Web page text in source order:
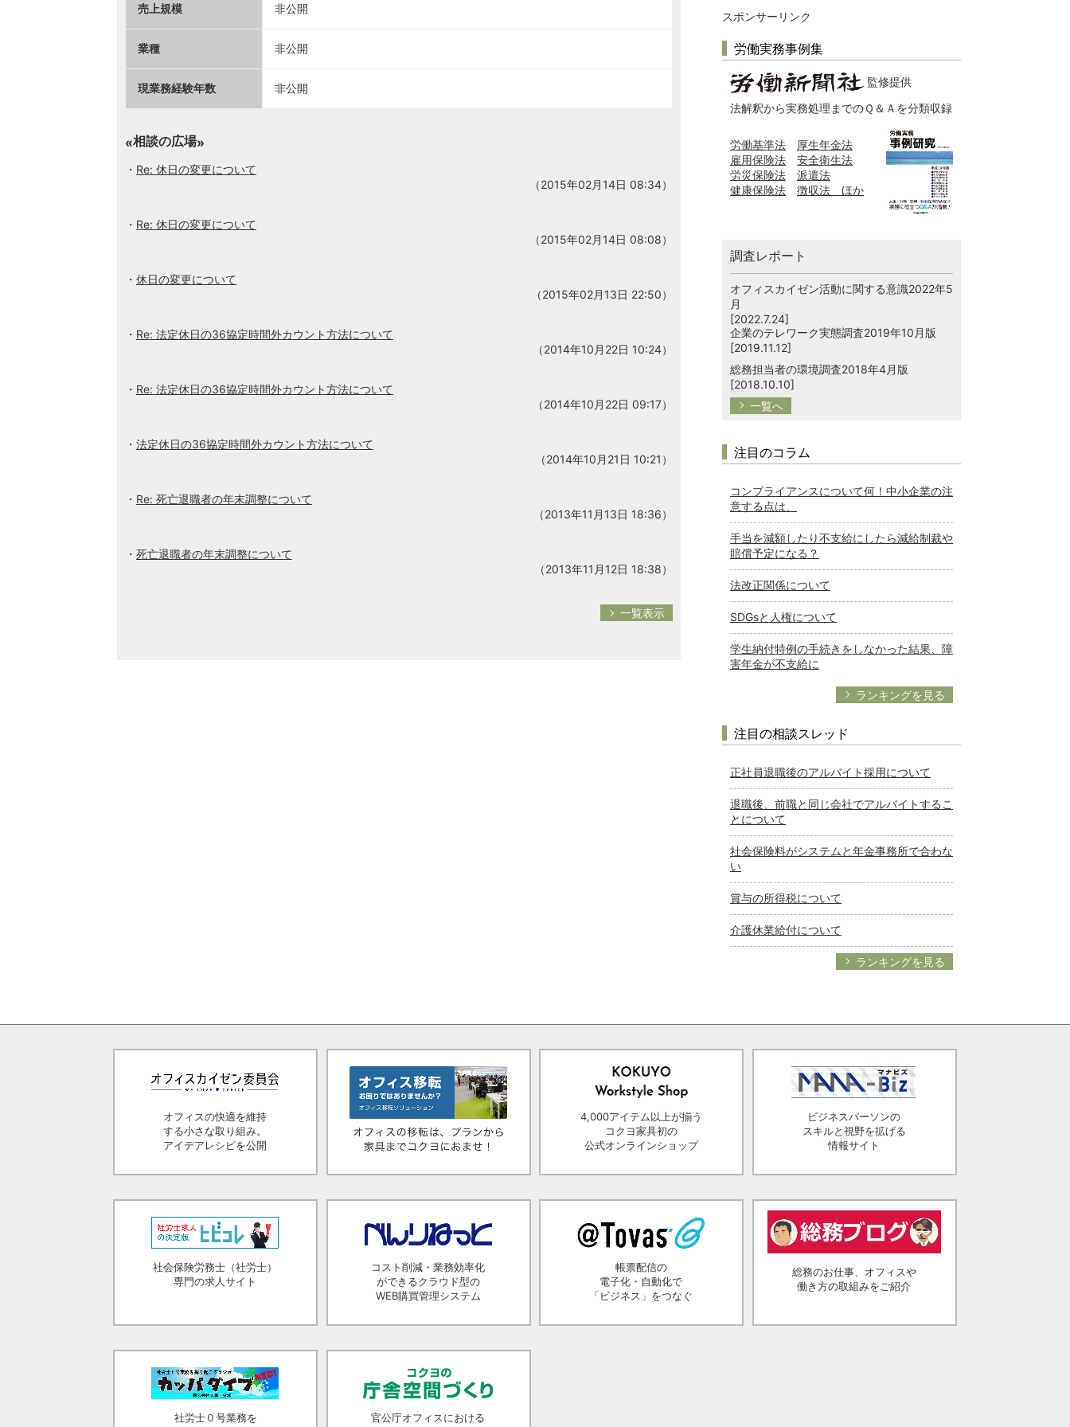
売上規模 非公開
業種 非公開
現業務経験年数 非公開
相談の広場
Re: 休日の変更について
（2015年02月14日 08:34）
Re: 休日の変更について
（2015年02月14日 08:08）
休日の変更について
（2015年02月13日 22:50）
Re: 法定休日の36協定時間外カウント方法について
（2014年10月22日 10:24）
Re: 法定休日の36協定時間外カウント方法について
（2014年10月22日 09:17）
法定休日の36協定時間外カウント方法について
（2014年10月21日 10:21）
Re: 死亡退職者の年末調整について
（2013年11月13日 18:36）
死亡退職者の年末調整について
（2013年11月12日 18:38）
一覧表示
スポンサーリンク
労働実務事例集
監修提供
法解釈から実務処理までのＱ＆Ａを分類収録
労働基準法
厚生年金法
雇用保険法
安全衛生法
労災保険法
派遣法
健康保険法
徴収法 ほか
調査レポート
オフィスカイゼン活動に関する意識2022年5
月
[2022.7.24]
企業のテレワーク実態調査2019年10月版
[2019.11.12]
総務担当者の環境調査2018年4月版
[2018.10.10]
一覧へ
注目のコラム
コンプライアンスについて何！中小企業の注
意する点は、
手当を減額したり不支給にしたら減給制裁や
賠償予定になる？
法改正関係について
SDGsと人権について
学生納付特例の手続きをしなかった結果、障
害年金が不支給に
ランキングを見る
注目の相談スレッド
正社員退職後のアルバイト採用について
退職後、前職と同じ会社でアルバイトするこ
とについて
社会保険料がシステムと年金事務所で合わな
い
賞与の所得税について
介護休業給付について
ランキングを見る
オフィスの快適を維持
する小さな取り組み。
アイデアレシピを公開
4,000アイテム以上が揃う
コクヨ家具初の
公式オンラインショップ
ビジネスパーソンの
スキルと視野を拡げる
情報サイト
社会保険労務士（社労士）
専門の求人サイト
コスト削減・業務効率化
ができるクラウド型の
WEB購買管理システム
帳票配信の
電子化・自動化で
「ビジネス」をつなぐ
総務のお仕事、オフィスや
働き方の取組みをご紹介
社労士０号業務を
官公庁オフィスにおける